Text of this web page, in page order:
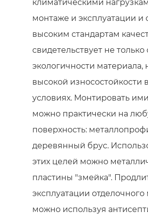
климатическими
монтаже и эксплуатации и
высоким стандартам
свидетельствует не только
экологичности материала,
высокой износостойкости
условиях. Монтировать
можно практически на
поверхность:
деревянный брус.
этих целей можно
пластины "змейка".
эксплуатации отделочного
можно используя